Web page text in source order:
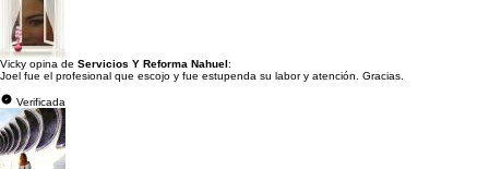
Vicky opina de Servicios Y Reforma Nahuel:
Joel fue el profesional que escojo y fue estupenda su labor y atención. Gracias.
Verificada